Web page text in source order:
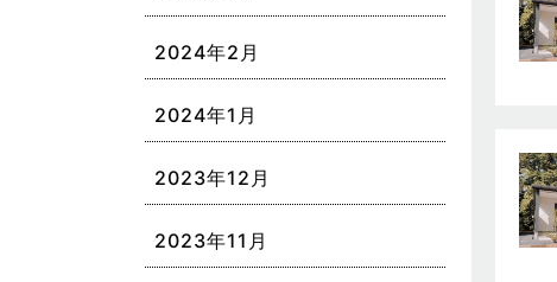
2024年2月
2024年1月
2023年12月
2023年11月